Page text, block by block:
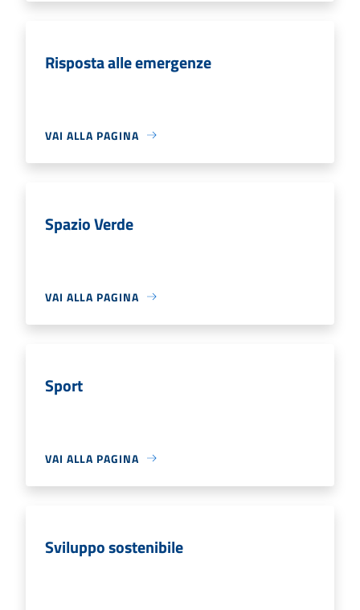
Risposta alle emergenze
VAI ALLA PAGINA
Spazio Verde
VAI ALLA PAGINA
Sport
VAI ALLA PAGINA
Sviluppo sostenibile